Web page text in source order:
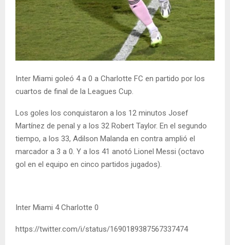
Inter Miami goleó 4 a 0 a Charlotte FC en partido por los
cuartos de final de la Leagues Cup.
Los goles los conquistaron a los 12 minutos Josef
Martínez de penal y a los 32 Robert Taylor. En el segundo
tiempo, a los 33, Adilson Malanda en contra amplió el
marcador a 3 a 0. Y a los 41 anotó Lionel Messi (octavo
gol en el equipo en cinco partidos jugados).
Inter Miami 4 Charlotte 0
https://twitter.com/i/status/1690189387567337474